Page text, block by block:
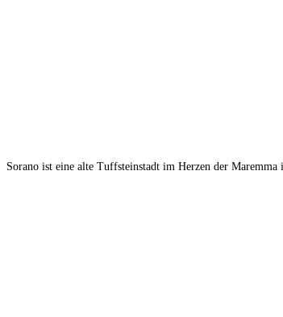
Sorano ist eine alte Tuffsteinstadt im Herzen der